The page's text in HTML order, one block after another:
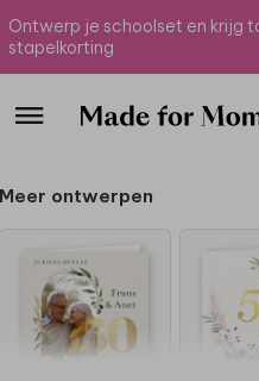
Ontwerp je schoolset en krijg
stapelkorting
Meer ontwerpen